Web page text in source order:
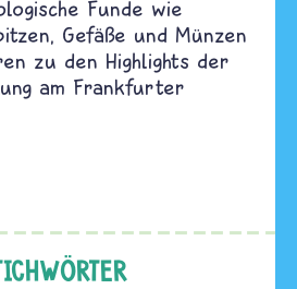
Funde wie
Gefäße und Münzen
zu den Highlights der
am Frankfurter